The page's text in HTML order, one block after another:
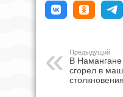
Предыдущий
В
сгорел в